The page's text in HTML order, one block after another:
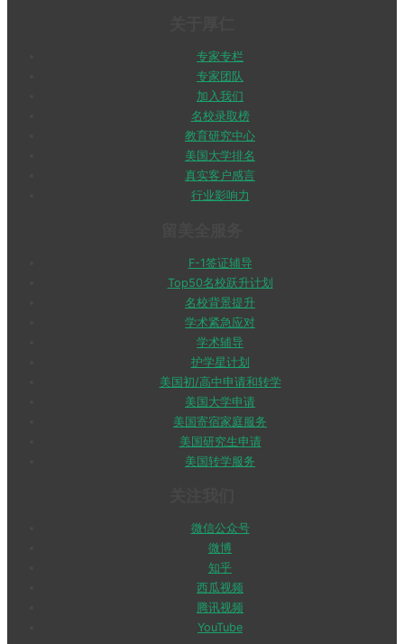
专家专栏
专家团队
加入我们
名校录取榜
教育研究中心
美国大学排名
真实客户感言
行业影响力
F-1签证辅导
Top50名校跃升计划
名校背景提升
学术紧急应对
学术辅导
护学星计划
美国初/高中申请和转学
美国大学申请
美国寄宿家庭服务
美国研究生申请
美国转学服务
微信公众号
微博
知乎
西瓜视频
腾讯视频
YouTube